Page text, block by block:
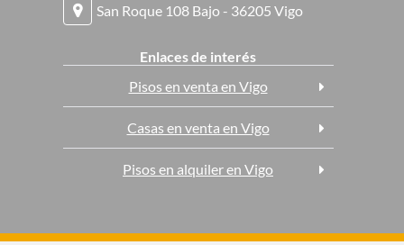
San Roque 108 Bajo - 36205 Vigo
Enlaces de interés
Pisos en venta en Vigo
Casas en venta en Vigo
Pisos en alquiler en Vigo